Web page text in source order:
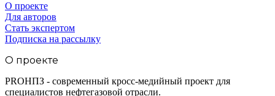
О проекте
Для авторов
Стать экспертом
Подписка на рассылку
О проекте
PROНПЗ - современный кросс-медийный проект для
специалистов нефтегазовой отрасли.